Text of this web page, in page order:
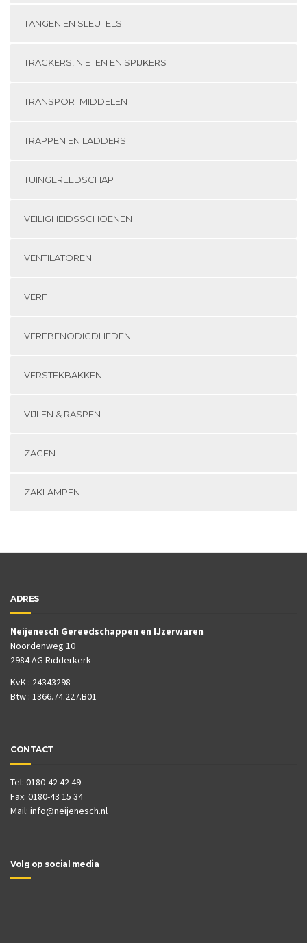
TANGEN EN SLEUTELS
TRACKERS, NIETEN EN SPIJKERS
TRANSPORTMIDDELEN
TRAPPEN EN LADDERS
TUINGEREEDSCHAP
VEILIGHEIDSSCHOENEN
VENTILATOREN
VERF
VERFBENODIGDHEDEN
VERSTEKBAKKEN
VIJLEN & RASPEN
ZAGEN
ZAKLAMPEN
ADRES
Neijenesch Gereedschappen en IJzerwaren
Noordenweg 10
2984 AG Ridderkerk
KvK : 24343298
Btw : 1366.74.227.B01
CONTACT
Tel: 0180-42 42 49
Fax: 0180-43 15 34
Mail: info@neijenesch.nl
Volg op social media